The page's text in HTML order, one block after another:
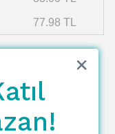
77.98 TL